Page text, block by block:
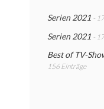
Serien 2021 -
Serien 2021 -
Best of TV-
156 Einträge